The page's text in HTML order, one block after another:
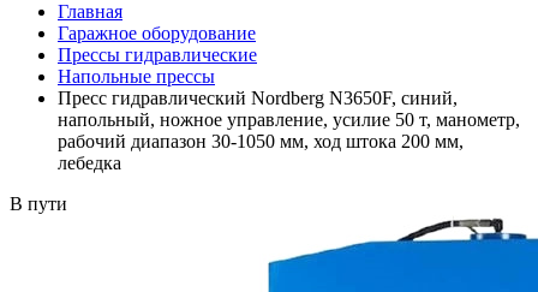
Главная
Гаражное оборудование
Прессы гидравлические
Напольные прессы
Пресс гидравлический Nordberg N3650F, синий,
напольный, ножное управление, усилие 50 т, манометр,
рабочий диапазон 30-1050 мм, ход штока 200 мм,
лебедка
В пути